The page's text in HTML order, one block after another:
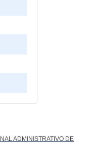
ADMINISTRATIVO DE